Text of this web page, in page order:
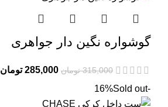
بود.
گوشواره نگین دار جواهری
315,000 تومان قیمت
285,000 تومان
-16%
Sold out